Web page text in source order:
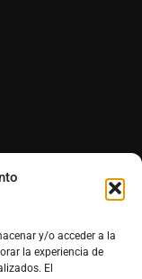
y/o acceder a la
la experiencia de
El